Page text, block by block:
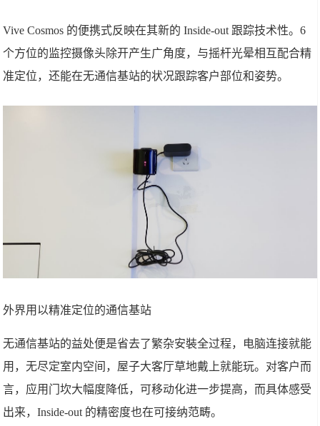
Vive Cosmos 的便携式反映在其新的 Inside-out 跟踪技术性。6
个方位的监控摄像头除开产生广角度，与摇杆光晕相互配合精
准定位，还能在无通信基站的状况跟踪客户部位和姿势。
外界用以精准定位的通信基站
无通信基站的益处便是省去了繁杂安裝全过程，电脑连接就能
用，无尽定室内空间，屋子大客厅草地戴上就能玩。对客户而
言，应用门坎大幅度降低，可移动化进一步提高，而具体感受
出来，Inside-out 的精密度也在可接纳范畴。